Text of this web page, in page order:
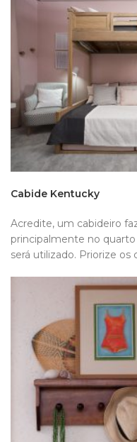
Cabide Kentucky
Acredite, um cabideiro
principalmente no
será utilizado. Priorize os